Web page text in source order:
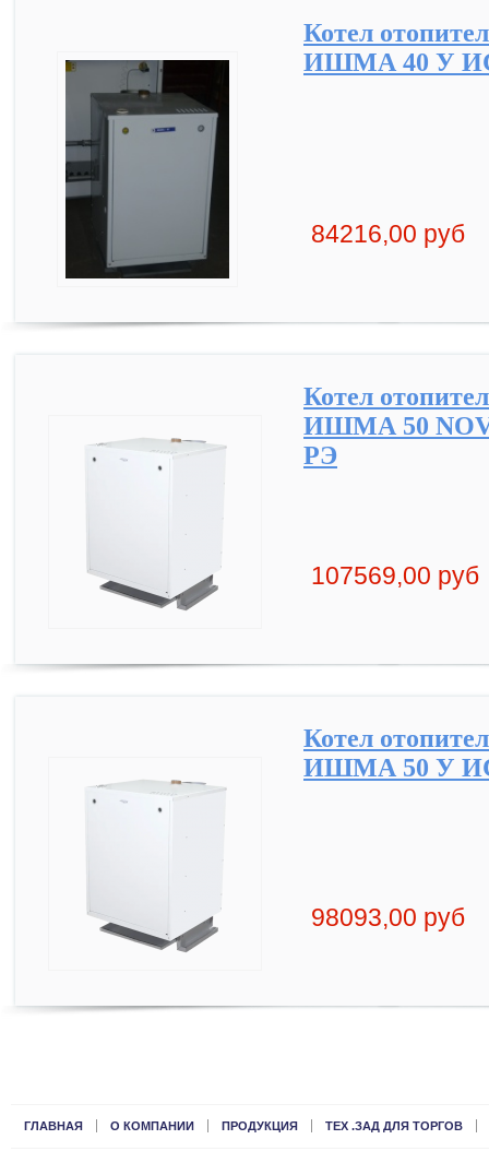
Котел
ИШМА 40 У ИС
84216,00 руб
Котел
ИШМА 50
РЭ
107569,00 руб
Котел
ИШМА 50 У ИС
98093,00 руб
ГЛАВНАЯ О КОМПАНИИ ПРОДУКЦИЯ ТЕХ .ЗАД ДЛЯ ТОРГОВ